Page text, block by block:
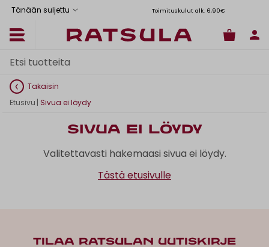
Tänään suljettu Toimituskulut alk. 6,90€
Takaisin
Etusivu | Sivua ei löydy
Sivua ei löydy
Valitettavasti hakemaasi sivua ei löydy.
Tästä etusivulle
TILAA RATSULAN UUTISKIRJE